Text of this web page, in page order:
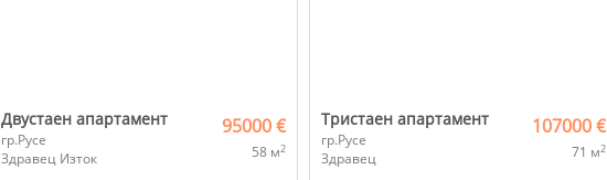
Двустаен апартамент
гр.Русе
Здравец Изток
95000 €
58 м2
Тристаен апартамент
гр.Русе
Здравец
107000 €
71 м2